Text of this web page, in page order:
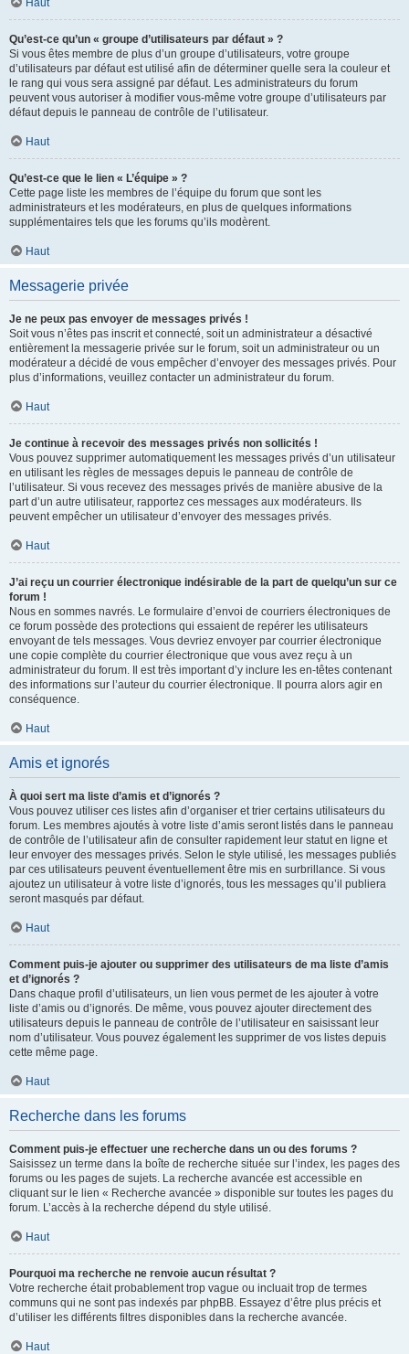
Haut
Qu’est-ce qu’un « groupe d’utilisateurs par défaut » ?
Si vous êtes membre de plus d’un groupe d’utilisateurs, votre groupe
d’utilisateurs par défaut est utilisé afin de déterminer quelle sera la couleur et
le rang qui vous sera assigné par défaut. Les administrateurs du forum
peuvent vous autoriser à modifier vous-même votre groupe d’utilisateurs par
défaut depuis le panneau de contrôle de l’utilisateur.
Haut
Qu’est-ce que le lien « L’équipe » ?
Cette page liste les membres de l’équipe du forum que sont les
administrateurs et les modérateurs, en plus de quelques informations
supplémentaires tels que les forums qu’ils modèrent.
Haut
Messagerie privée
Je ne peux pas envoyer de messages privés !
Soit vous n’êtes pas inscrit et connecté, soit un administrateur a désactivé
entièrement la messagerie privée sur le forum, soit un administrateur ou un
modérateur a décidé de vous empêcher d’envoyer des messages privés. Pour
plus d’informations, veuillez contacter un administrateur du forum.
Haut
Je continue à recevoir des messages privés non sollicités !
Vous pouvez supprimer automatiquement les messages privés d’un utilisateur
en utilisant les règles de messages depuis le panneau de contrôle de
l’utilisateur. Si vous recevez des messages privés de manière abusive de la
part d’un autre utilisateur, rapportez ces messages aux modérateurs. Ils
peuvent empêcher un utilisateur d’envoyer des messages privés.
Haut
J’ai reçu un courrier électronique indésirable de la part de quelqu’un sur ce
forum !
Nous en sommes navrés. Le formulaire d’envoi de courriers électroniques de
ce forum possède des protections qui essaient de repérer les utilisateurs
envoyant de tels messages. Vous devriez envoyer par courrier électronique
une copie complète du courrier électronique que vous avez reçu à un
administrateur du forum. Il est très important d’y inclure les en-têtes contenant
des informations sur l’auteur du courrier électronique. Il pourra alors agir en
conséquence.
Haut
Amis et ignorés
À quoi sert ma liste d’amis et d’ignorés ?
Vous pouvez utiliser ces listes afin d’organiser et trier certains utilisateurs du
forum. Les membres ajoutés à votre liste d’amis seront listés dans le panneau
de contrôle de l’utilisateur afin de consulter rapidement leur statut en ligne et
leur envoyer des messages privés. Selon le style utilisé, les messages publiés
par ces utilisateurs peuvent éventuellement être mis en surbrillance. Si vous
ajoutez un utilisateur à votre liste d’ignorés, tous les messages qu’il publiera
seront masqués par défaut.
Haut
Comment puis-je ajouter ou supprimer des utilisateurs de ma liste d’amis
et d’ignorés ?
Dans chaque profil d’utilisateurs, un lien vous permet de les ajouter à votre
liste d’amis ou d’ignorés. De même, vous pouvez ajouter directement des
utilisateurs depuis le panneau de contrôle de l’utilisateur en saisissant leur
nom d’utilisateur. Vous pouvez également les supprimer de vos listes depuis
cette même page.
Haut
Recherche dans les forums
Comment puis-je effectuer une recherche dans un ou des forums ?
Saisissez un terme dans la boîte de recherche située sur l’index, les pages des
forums ou les pages de sujets. La recherche avancée est accessible en
cliquant sur le lien « Recherche avancée » disponible sur toutes les pages du
forum. L’accès à la recherche dépend du style utilisé.
Haut
Pourquoi ma recherche ne renvoie aucun résultat ?
Votre recherche était probablement trop vague ou incluait trop de termes
communs qui ne sont pas indexés par phpBB. Essayez d’être plus précis et
d’utiliser les différents filtres disponibles dans la recherche avancée.
Haut